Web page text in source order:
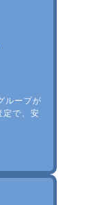
ループが
定で、安